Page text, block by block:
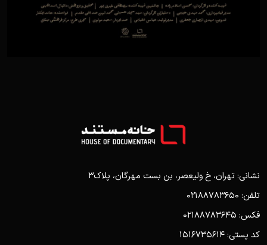
نشانی: تهران، خ ولیعصر، بن بست مهرگان، پلاک3
تلفن: 02188783650
فکس: 02188783645
کد پستی: 1516735614